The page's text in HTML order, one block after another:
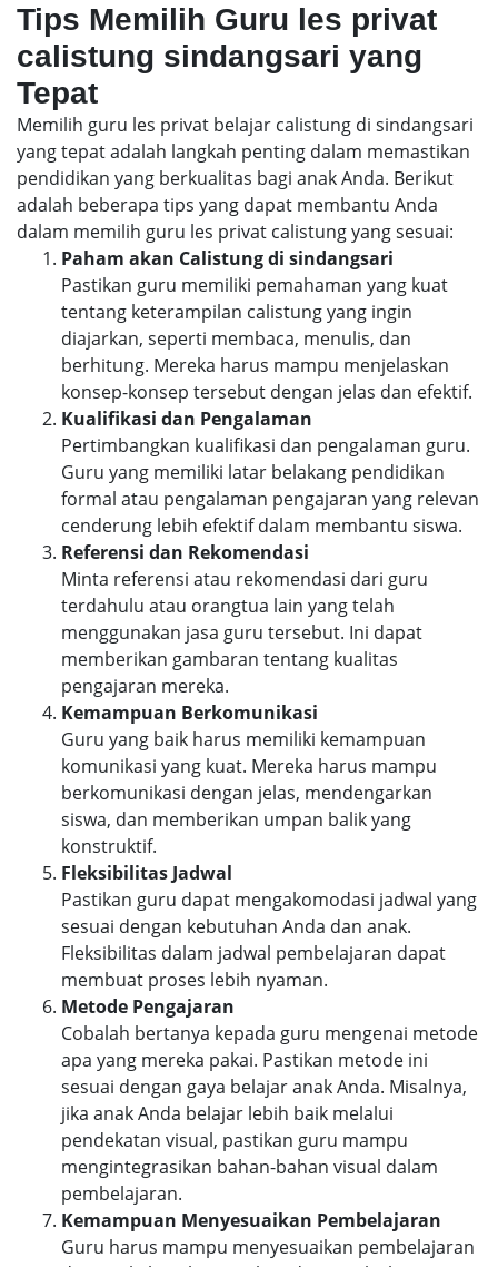
Tips Memilih Guru les privat
calistung sindangsari yang
Tepat
Memilih guru les privat belajar calistung di sindangsari
yang tepat adalah langkah penting dalam memastikan
pendidikan yang berkualitas bagi anak Anda. Berikut
adalah beberapa tips yang dapat membantu Anda
dalam memilih guru les privat calistung yang sesuai:
Paham akan Calistung di sindangsari
Pastikan guru memiliki pemahaman yang kuat
tentang keterampilan calistung yang ingin
diajarkan, seperti membaca, menulis, dan
berhitung. Mereka harus mampu menjelaskan
konsep-konsep tersebut dengan jelas dan efektif.
Kualifikasi dan Pengalaman
Pertimbangkan kualifikasi dan pengalaman guru.
Guru yang memiliki latar belakang pendidikan
formal atau pengalaman pengajaran yang relevan
cenderung lebih efektif dalam membantu siswa.
Referensi dan Rekomendasi
Minta referensi atau rekomendasi dari guru
terdahulu atau orangtua lain yang telah
menggunakan jasa guru tersebut. Ini dapat
memberikan gambaran tentang kualitas
pengajaran mereka.
Kemampuan Berkomunikasi
Guru yang baik harus memiliki kemampuan
komunikasi yang kuat. Mereka harus mampu
berkomunikasi dengan jelas, mendengarkan
siswa, dan memberikan umpan balik yang
konstruktif.
Fleksibilitas Jadwal
Pastikan guru dapat mengakomodasi jadwal yang
sesuai dengan kebutuhan Anda dan anak.
Fleksibilitas dalam jadwal pembelajaran dapat
membuat proses lebih nyaman.
Metode Pengajaran
Cobalah bertanya kepada guru mengenai metode
apa yang mereka pakai. Pastikan metode ini
sesuai dengan gaya belajar anak Anda. Misalnya,
jika anak Anda belajar lebih baik melalui
pendekatan visual, pastikan guru mampu
mengintegrasikan bahan-bahan visual dalam
pembelajaran.
Kemampuan Menyesuaikan Pembelajaran
Guru harus mampu menyesuaikan pembelajaran